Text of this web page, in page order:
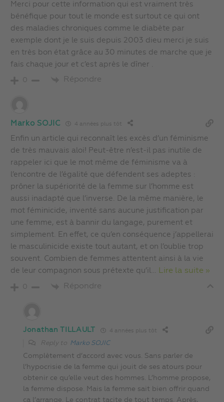
Merci pour cette information qui est vraiment très
bénéfique pour tout le monde est surtout ce qui ont
des maladies chroniques comme le diabète par
exemple dont je le suis depuis 2003 dieu merci je suis
en très bon état grâce au 30 minutes de marche que je
fais chaque jour et c’est après le dîner .
0 Répondre
Marko SOJIC 4 années plus tôt
Enfin un article qui reconnaît les excès d’un féminisme
de très mauvais aloi! Peut-être n’est-il pas inutile de
rappeler ici que le mot même de féminisme va à
l’encontre de l’égalité que défendent ses adeptes :
prôner la supériorité de la femme sur l’homme est
aussi inadapté que l’inverse. De la même manière, le
mot féminicide, inventé sans aucune justification par
une femme, est à bannir du langage, purement et
simplement. En effet, ce qu’en conséquence j’appellerai
le masculinicide existe tout autant, et on l’oublie trop
souvent. Combien de femmes attentent ainsi à la vie
de leur compagnon sous prétexte qu’il… Lire la suite »
0 Répondre
Jonathan TILLAULT 4 années plus tôt
Reply to Marko SOJIC
Complètement d’accord avec vous. Sans parler de
l’hypocrisie de la femme qui jouit de ses atours pour
obtenir ce qu’elle veut des hommes. L’homme propose,
la femme dispose. Mais la femme sait bien offrir quand
ça l’arrange. Le contrat tacite de tout temps. Après,